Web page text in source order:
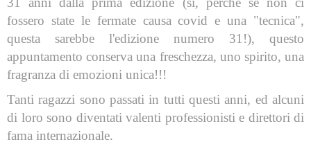
fossero state le fermate causa covid e una "tecnica",
questa sarebbe l'edizione numero 31!), questo
appuntamento conserva una freschezza, uno spirito, una
fragranza di emozioni unica!!!
Tanti ragazzi sono passati in tutti questi anni, ed alcuni
di loro sono diventati valenti professionisti e direttori di
fama internazionale.